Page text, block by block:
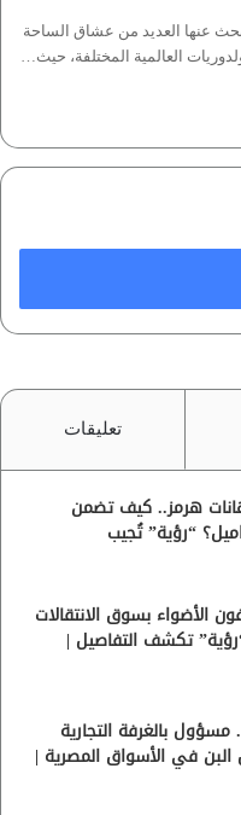
مباريات اليوم الجمعة 27-10-2023، يبحث عنها العديد من عشاق الساحة
العالمية المختلفة، حيث…
تعليقات
هرمز.. كيف تضمن
“رؤية” تُجيب
الأضواء بسوق الانتقالات
2026.. “رؤية” تكشف التفاصيل |
مسؤول بالغرفة التجارية
في الأسواق المصرية |